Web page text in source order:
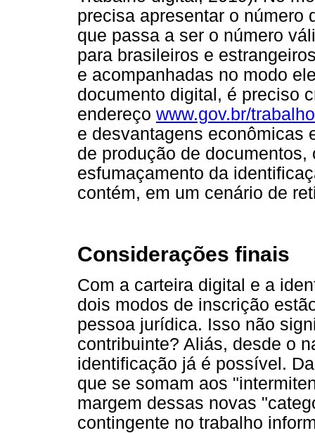
precisa apresentar o número
que passa a ser o número
para brasileiros e
e acompanhadas no modo
documento digital, é preciso
endereço www.gov.br/trabalho
e desvantagens econômicas
de produção de
esfumaçamento da
contém, em um cenário de
Considerações finais
Com a carteira digital e a
dois modos de inscrição
pessoa jurídica. Isso não
contribuinte? Aliás, desde o
identificação já é possível.
que se somam aos
margem dessas novas
contingente no trabalho